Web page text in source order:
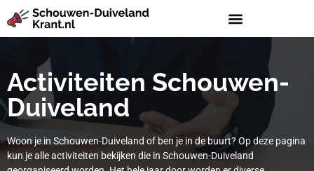
Activiteiten Schouwen-
Duiveland
Woon je in Schouwen-Duiveland of ben je in de buurt? Op deze pagina
kun je alle activiteiten bekijken die in Schouwen-Duiveland